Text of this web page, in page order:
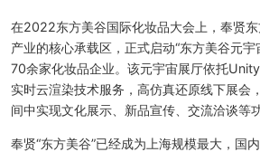
在2022东方美谷国际化妆品大会上，奉贤
产业的核心承载区，正式启动“东方美谷元
70余家化妆品企业。该元宇宙展厅依托
实时云渲染技术服务，高仿真还原线下展会
间中实现文化展示、新品宣传、交流洽谈等功
奉贤“东方美谷”已经成为上海规模最大，国